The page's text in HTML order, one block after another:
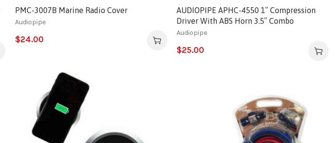
PMC-3007B Marine Radio Cover
Audiopipe
$24.00
AUDIOPIPE APHC-4550 1″ Compression
Driver With ABS Horn 3.5″ Combo
Audiopipe
$25.00